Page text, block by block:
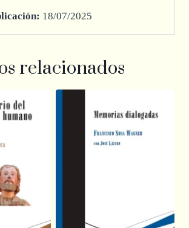
18/07/2025
relacionados